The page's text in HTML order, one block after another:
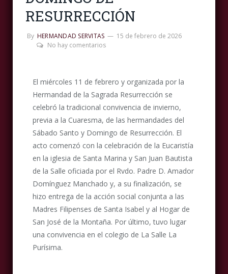
RESURRECCIÓN
By HERMANDAD SERVITAS
15 de febrero de 2026
No hay comentarios
El miércoles 11 de febrero y organizada por la
Hermandad de la Sagrada Resurrección se
celebró la tradicional convivencia de invierno,
previa a la Cuaresma, de las hermandades del
Sábado Santo y Domingo de Resurrección. El
acto comenzó con la celebración de la Eucaristía
en la iglesia de Santa Marina y San Juan Bautista
de la Salle oficiada por el Rvdo. Padre D. Amador
Domínguez Manchado y, a su finalización, se
hizo entrega de la acción social conjunta a las
Madres Filipenses de Santa Isabel y al Hogar de
San José de la Montaña. Por último, tuvo lugar
una convivencia en el colegio de La Salle La
Purísima.